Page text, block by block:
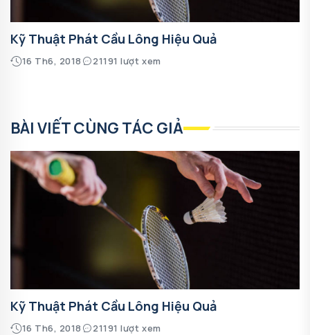
Kỹ Thuật Phát Cầu Lông Hiệu Quả
16 Th6, 2018 21191 lượt xem
BÀI VIẾT CÙNG TÁC GIẢ
Kỹ Thuật Phát Cầu Lông Hiệu Quả
16 Th6, 2018 21191 lượt xem